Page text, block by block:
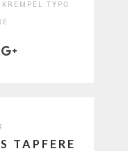
TYPO
TAPFERE